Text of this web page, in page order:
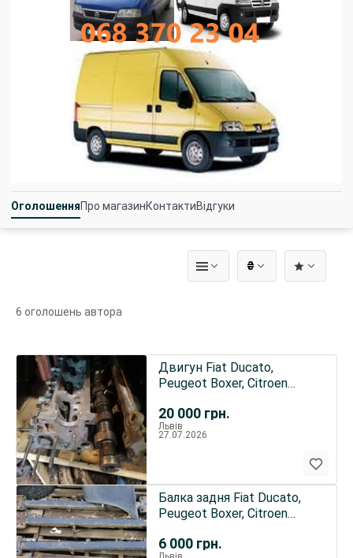
ОголошенняПро магазинКонтактиВідгуки
₴
6 оголошень автора
20 000 грн.
Двигун Fiat Ducato,
Peugeot Boxer, Citroen
Львів
27.07.2026
6 000 грн.
Балка задня Fiat Ducato,
Peugeot Boxer, Citroen